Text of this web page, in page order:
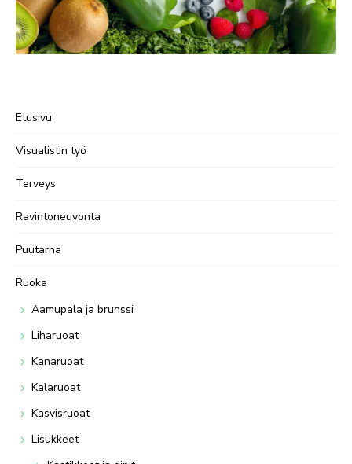
Etusivu
Visualistin työ
Terveys
Ravintoneuvonta
Puutarha
Ruoka
Aamupala ja brunssi
Liharuoat
Kanaruoat
Kalaruoat
Kasvisruoat
Lisukkeet